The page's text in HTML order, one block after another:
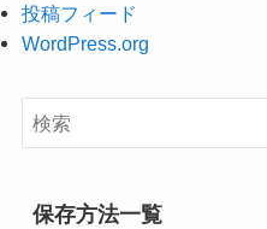
投稿フィード
WordPress.org
保存方法一覧